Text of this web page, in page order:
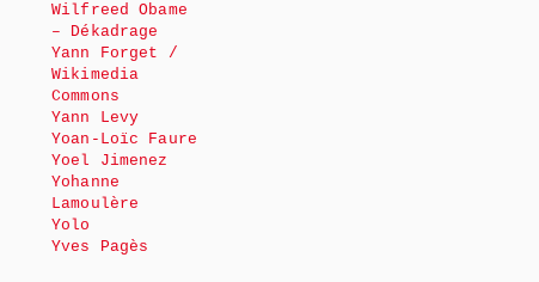
Wilfreed Obame
– Dékadrage
Yann Forget /
Wikimedia
Commons
Yann Levy
Yoan-Loïc Faure
Yoel Jimenez
Yohanne
Lamoulère
Yolo
Yves Pagès